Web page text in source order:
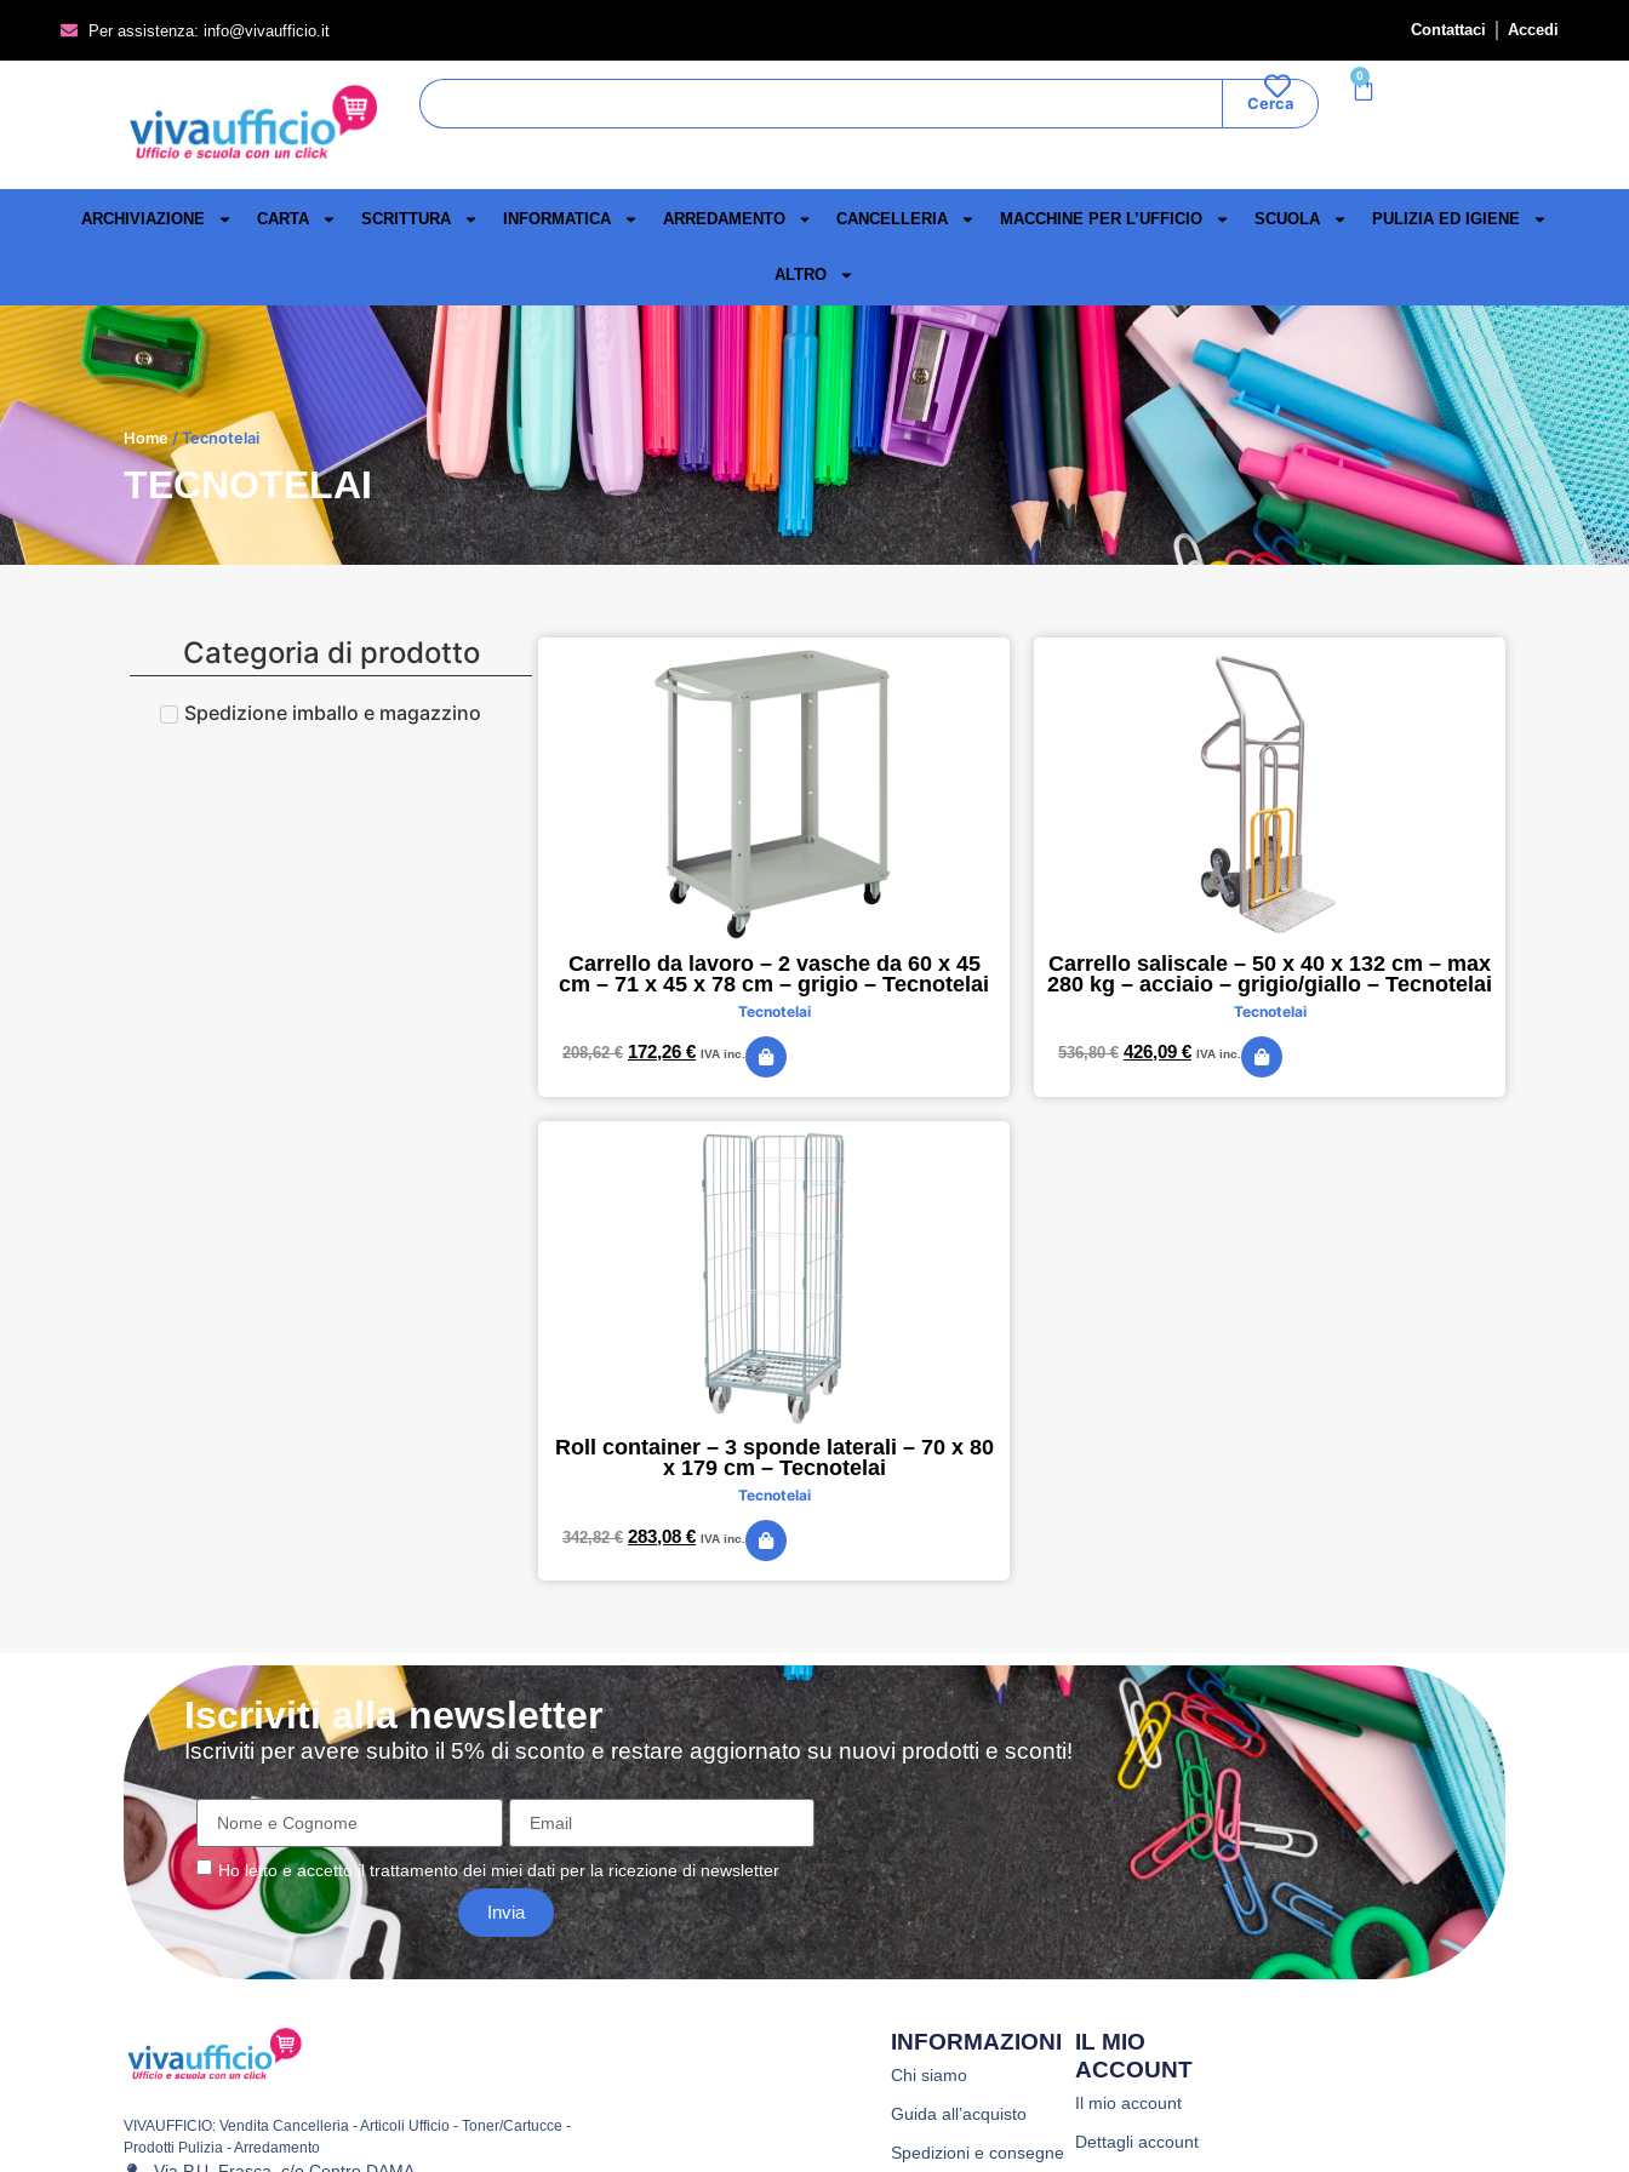
Per assistenza: info@vivaufficio.it Contattaci Accedi
Cerca
0
ARCHIVIAZIONE CARTA SCRITTURA INFORMATICA ARREDAMENTO CANCELLERIA MACCHINE PER L’UFFICIO SCUOLA PULIZIA ED IGIENE
ALTRO
Home/ Tecnotelai
TECNOTELAI
Categoria di prodotto
Spedizione imballo e magazzino
Carrello da lavoro – 2 vasche da 60 x 45
cm – 71 x 45 x 78 cm – grigio – Tecnotelai
Tecnotelai
208,62€ 172,26 € IVA inc.
Carrello saliscale – 50 x 40 x 132 cm – max
280 kg – acciaio – grigio/giallo – Tecnotelai
Tecnotelai
536,80€ 426,09 € IVA inc.
Roll container – 3 sponde laterali – 70 x 80
x 179 cm – Tecnotelai
Tecnotelai
342,82€ 283,08 € IVA inc.
Iscriviti alla newsletter
Iscriviti per avere subito il 5% di sconto e restare aggiornato su nuovi prodotti e sconti!
Ho letto e accetto iltrattamentodei miei dati per la ricezione di newsletter
Invia
VIVAUFFICIO: Vendita Cancelleria - Articoli Ufficio - Toner/Cartucce -
Prodotti Pulizia - Arredamento
INFORMAZIONI
Chi siamo
Guida all’acquisto
Spedizioni e consegne
IL MIO
ACCOUNT
Il mio account
Dettagli account